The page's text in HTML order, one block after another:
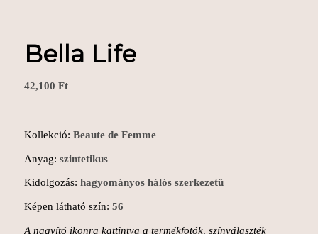
Bella Life
42,100 Ft
Kollekció: Beaute de Femme
Anyag: szintetikus
Kidolgozás: hagyományos hálós szerkezetű
Képen látható szín: 56
A nagyító ikonra kattintva a termékfotók, színválaszték